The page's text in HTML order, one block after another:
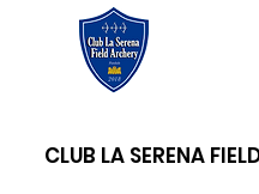
CLUB LA SERENA